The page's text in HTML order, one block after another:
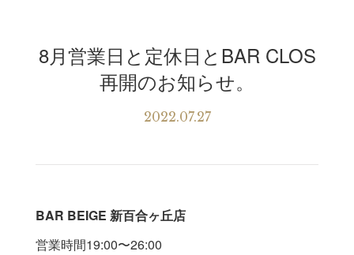
8月営業日と定休日とBAR CLOS
再開のお知らせ。
2022.07.27
BAR BEIGE 新百合ヶ丘店
営業時間19:00〜26:00